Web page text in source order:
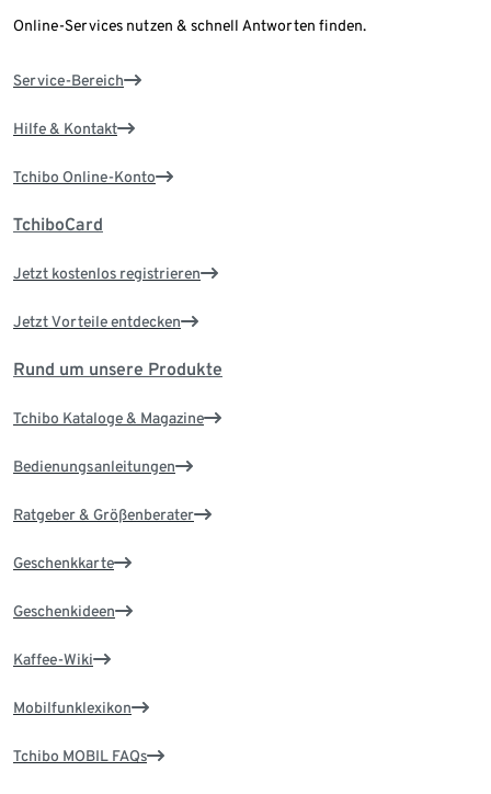
Online-Services nutzen & schnell Antworten finden.
Service-Bereich
Hilfe & Kontakt
Tchibo Online-Konto
TchiboCard
Jetzt kostenlos registrieren
Jetzt Vorteile entdecken
Rund um unsere Produkte
Tchibo Kataloge & Magazine
Bedienungsanleitungen
Ratgeber & Größenberater
Geschenkkarte
Geschenkideen
Kaffee-Wiki
Mobilfunklexikon
Tchibo MOBIL FAQs